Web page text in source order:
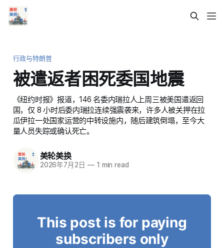
行政与特朗普
被遣返者困死委国地震
《纽约时报》报道，146 名委内瑞拉人上周三被美国遣返回
国，仅 8 小时后委内瑞拉连续强震袭来，许多人被关押在拉
瓜伊拉一处国家运营的中转设施内，随后建筑倒塌，至今大
量人员失踪或确认死亡。
美轮美换
2026年7月2日 —1 min read
This post is for paying
subscribers only